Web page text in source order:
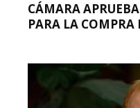
CÁMARA
PARA LA COMPRA